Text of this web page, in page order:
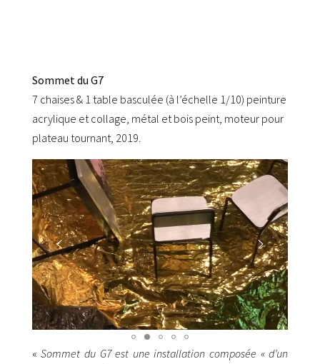
Sommet du G7
7 chaises & 1 table basculée (à l’échelle 1/10) peinture
acrylique et collage, métal et bois peint, moteur pour
plateau tournant, 2019.
« Sommet du G7 est une installation composée « d’un